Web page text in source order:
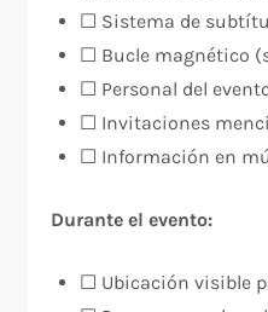
☐ Sistema de
☐ Bucle magnético
☐ Personal del
☐ Invitaciones
☐ Información en
Durante el evento:
☐ Ubicación visible